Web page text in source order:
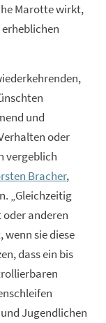
Marotte wirkt,
und
oder
vergeblich
Bracher,
„Gleichzeitig
oder anderen
sie diese
dass ein bis
Jugendlichen